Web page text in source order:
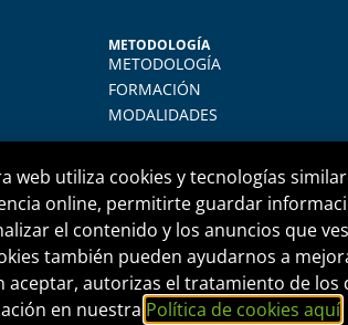
y Medicina del Trabajo
aspectos relacionados a la
en el marco a la ley vigente
mantenernos actualizados en
desarrollo profesional.
METODOLOGÍA
METODOLOGÍA
FORMACIÓN
MODALIDADES
+51 1 500 6133
Y DESARROLLO EMPRESARIAL
web utiliza cookies y tecnologías
online, permitirte guardar
el contenido y los anuncios que
también pueden ayudarnos a
aceptar, autorizas el tratamiento de
en nuestra Política de cookies aquí